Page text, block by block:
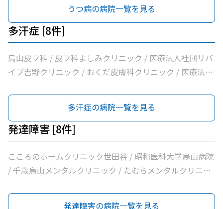
リニック / 上祖師谷かたらいクリニック / 医療法人社団親
樹会恵泉クリニック / ちとせ台内科クリニック
リニック / 医療法人社団リバイブ吉野クリニック / しまだ
クリニック / 千歳烏山駅前内科・糖尿病クリニック / ヨシ
ダ消化器内科クリニック / 医療法人社団永研会ちとせクリ
ニック / 古谷医院 / 世田谷区医師会付属烏山診療所 / 交番
通り歯科 / 医療法人社団小島整形外科医院 / 杉浦クリニッ
清孝会田村クリニック / 香川内科クリニック / 大賀内科ク
リニック / 上祖師谷かたらいクリニック / 医療法人社団親
樹会恵泉クリニック / ちとせ台内科クリニック
うつ病の病院一覧を見る
多汗症 [8件]
烏山皮フ科 / 皮フ科よしみクリニック / 医療法人社団リバ
イブ吉野クリニック / おくだ皮膚科クリニック / 医療法人
/ みずき皮膚科
多汗症の病院一覧を見る
発達障害 [8件]
こころのホームクリニック世田谷 / 昭和医科大学烏山病院
/ 千歳烏山メンタルクリニック / たむらメンタルクリニッ
リニック / 菱沼メンタルクリニック / 医療法人社団親樹会
発達障害の病院一覧を見る